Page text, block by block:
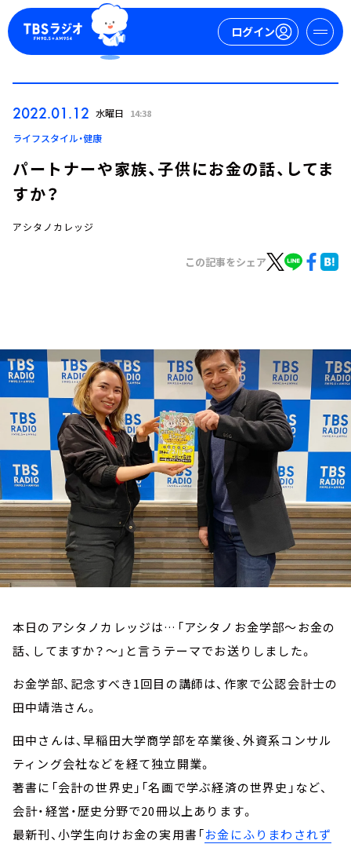
ログイン
ログイン
お知らせ
イベント・グッズ
YouTube
会社情報
2022.01.12 水曜日 14:38
ライフスタイル・健康
パートナーや家族、子供にお金の話、してま
すか？
アシタノカレッジ
この記事をシェア
本日のアシタノカレッジは…「アシタノお金学部～お金の
話、してますか？～」と言うテーマでお送りしました。
お金学部、記念すべき1回目の講師は、作家で公認会計士の
田中靖浩さん。
田中さんは、早稲田大学商学部を卒業後、外資系コンサル
ティング会社などを経て独立開業。
著書に「会計の世界史」「名画で学ぶ経済の世界史」など、
会計・経営・歴史分野で20冊以上あります。
最新刊、小学生向けお金の実用書「お金にふりまわされず